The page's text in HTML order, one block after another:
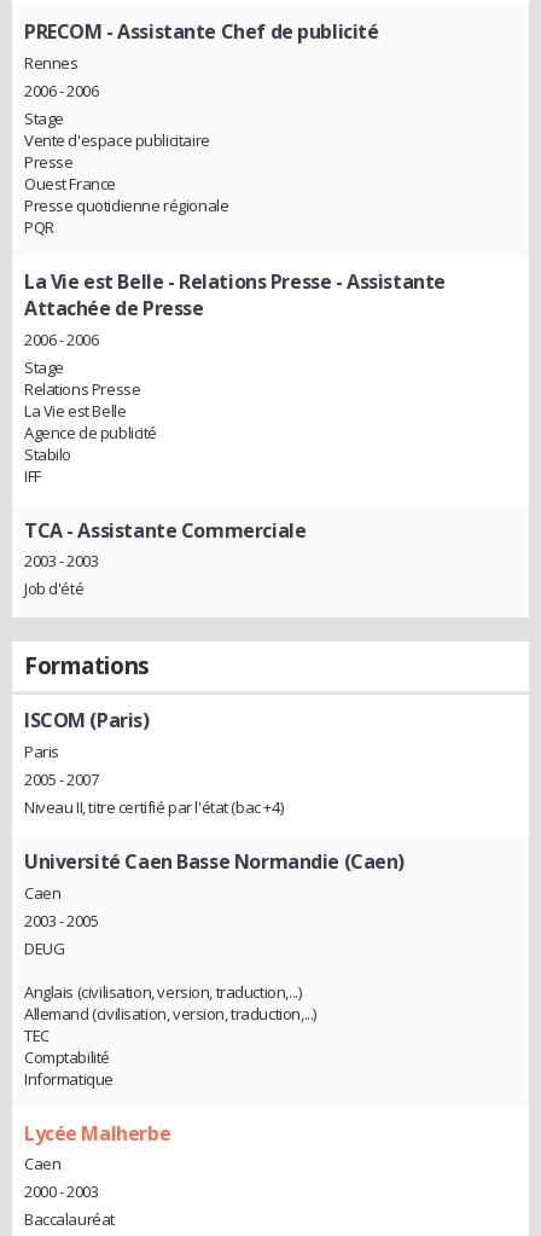
PRECOM - Assistante Chef de publicité
Rennes
2006 - 2006
Stage
Vente d'espace publicitaire
Presse
Ouest France
Presse quotidienne régionale
PQR
La Vie est Belle - Relations Presse - Assistante
Attachée de Presse
2006 - 2006
Stage
Relations Presse
La Vie est Belle
Agence de publicité
Stabilo
IFF
TCA- Assistante Commerciale
2003 - 2003
Job d'été
Formations
ISCOM (Paris)
Paris
2005 - 2007
Niveau II, titre certifié par l'état (bac +4)
Université Caen Basse Normandie (Caen)
Caen
2003 - 2005
DEUG
Anglais (civilisation, version, traduction,...)
Allemand (civilisation, version, traduction,...)
TEC
Comptabilité
Informatique
Lycée Malherbe
Caen
2000 - 2003
Baccalauréat